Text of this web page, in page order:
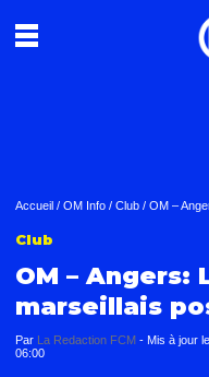
Accueil / OM Info / Club / OM –
Club
OM –
marseillais
Par La Redaction FCM - Mis à jour le
06:00